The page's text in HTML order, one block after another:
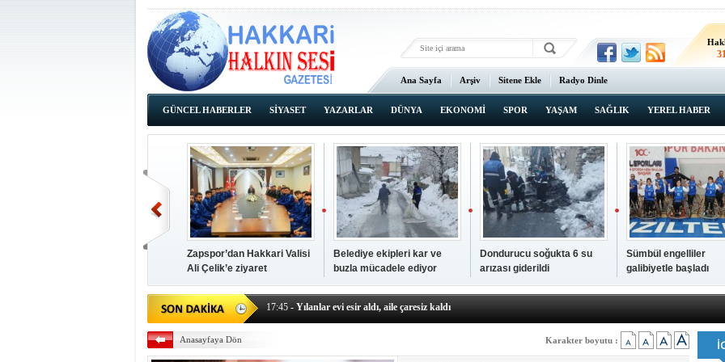
Ana Sayfa Arşiv Sitene Ekle Radyo Dinle
GÜNCEL HABERLER SİYASET YAZARLAR DÜNYA EKONOMİ SPOR YAŞAM SAĞLIK YEREL HABER
Zapspor’dan Hakkari Valisi
Ali Çelik’e ziyaret
Belediye ekipleri kar ve
buzla mücadele ediyor
Dondurucu soğukta 6 su
arızası giderildi
Sümbül engelliler
galibiyetle başladı
17:45 - Yılanlar evi esir aldı, aile çaresiz kaldı
17:43- Hakkari Cumhuriyet Başsavcısı Ufuk Turan görevine başladı
17:37- Başkan Büyüksu: Gençlerimiz için geleceğe yatırım yapıyoruz
Anasayfaya Dön Karakter boyutu :